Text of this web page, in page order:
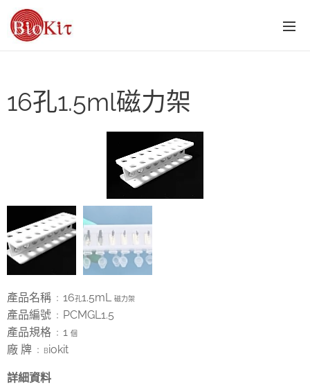
16孔1.5ml磁力架
產品名稱 ： 16孔1.5mL 磁力架
產品編號 ： PCMGL1.5
產品規格
： 1 個
廠 牌 ： Biokit
詳細資料